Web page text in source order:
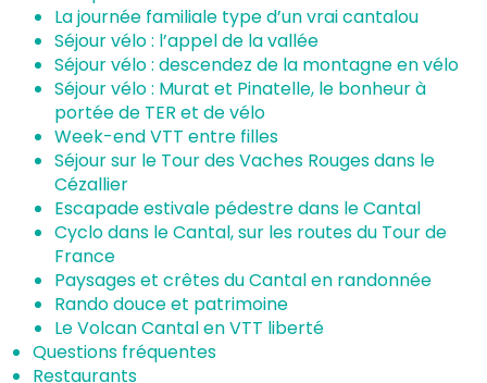
La journée familiale type d’un vrai cantalou
Séjour vélo : l’appel de la vallée
Séjour vélo : descendez de la montagne en vélo
Séjour vélo : Murat et Pinatelle, le bonheur à
portée de TER et de vélo
Week-end VTT entre filles
Séjour sur le Tour des Vaches Rouges dans le
Cézallier
Escapade estivale pédestre dans le Cantal
Cyclo dans le Cantal, sur les routes du Tour de
France
Paysages et crêtes du Cantal en randonnée
Rando douce et patrimoine
Le Volcan Cantal en VTT liberté
Questions fréquentes
Restaurants